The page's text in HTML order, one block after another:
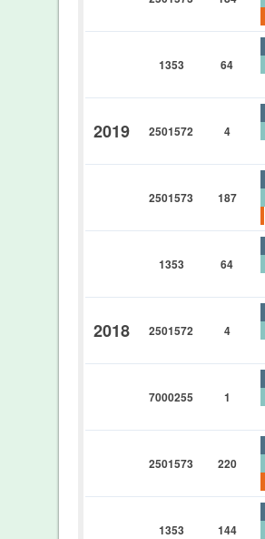
1353 64
2019 2501572 4
2501573 187
1353 64
2018 2501572 4
7000255 1
2501573 220
1353 144